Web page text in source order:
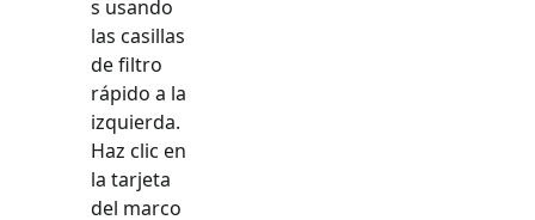
s usando
las casillas
de filtro
rápido a la
izquierda.
Haz clic en
la tarjeta
del marco